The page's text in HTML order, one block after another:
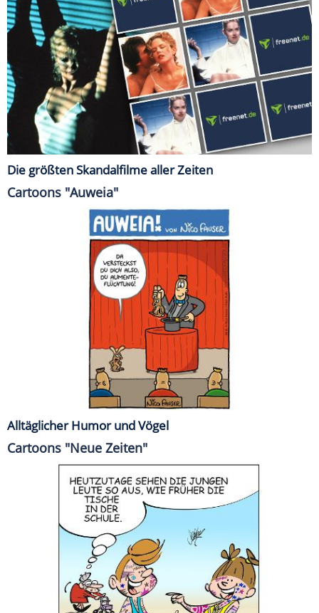
Die größten Skandalfilme aller Zeiten
Cartoons "Auweia"
Alltäglicher Humor und Vögel
Cartoons "Neue Zeiten"